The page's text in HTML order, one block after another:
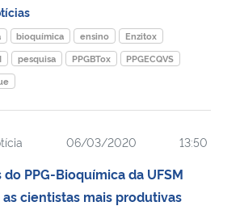
bioquímica ensino
Enzitox
pesquisa PPGBTox
PPGECQVS
06/03/2020 13:50
PPG-Bioquímica da UFSM
cientistas mais produtivas